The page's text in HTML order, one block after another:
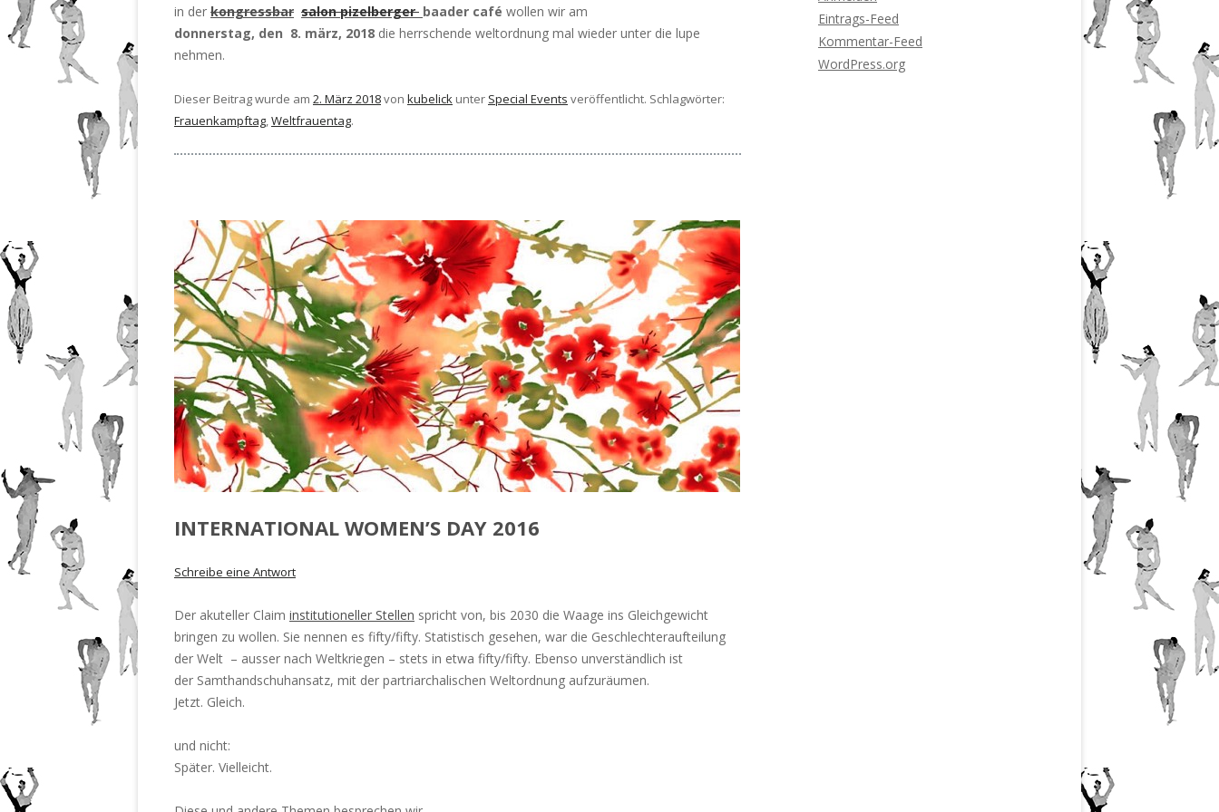
in der kongressbar salon pizelberger baader café wollen wir am
donnerstag, den 8. märz, 2018 die herrschende weltordnung mal wieder unter die lupe
nehmen.
Dieser Beitrag wurde am 2. März 2018von kubelick unter Special Events veröffentlicht. Schlagwörter:
Frauenkampftag,Weltfrauentag.
INTERNATIONAL WOMEN’S DAY 2016
Schreibe eine Antwort
Der akuteller Claim institutioneller Stellen spricht von, bis 2030 die Waage ins Gleichgewicht
bringen zu wollen. Sie nennen es fifty/fifty. Statistisch gesehen, war die Geschlechteraufteilung
der Welt – ausser nach Weltkriegen – stets in etwa fifty/fifty. Ebenso unverständlich ist
der Samthandschuhansatz, mit der partriarchalischen Weltordnung aufzuräumen.
Jetzt. Gleich.
und nicht:
Später. Vielleicht.
Eintrags-Feed
Kommentar-Feed
WordPress.org